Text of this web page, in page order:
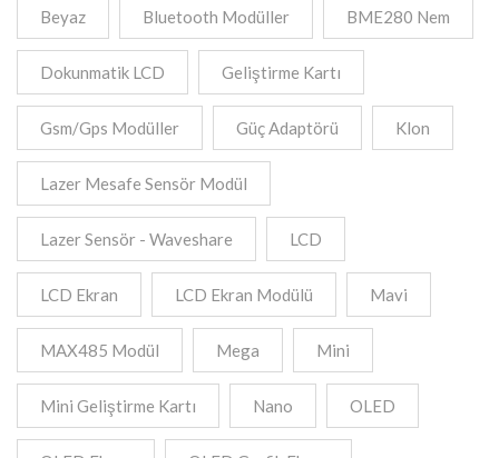
Beyaz Bluetooth Modüller BME280 Nem
Dokunmatik LCD Geliştirme Kartı
Gsm/Gps Modüller Güç Adaptörü Klon
Lazer Mesafe Sensör Modül
Lazer Sensör - Waveshare LCD
LCD Ekran LCD Ekran Modülü Mavi
MAX485 Modül Mega Mini
Mini Geliştirme Kartı Nano OLED